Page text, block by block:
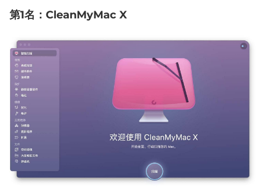
第1名：CleanMyMac X